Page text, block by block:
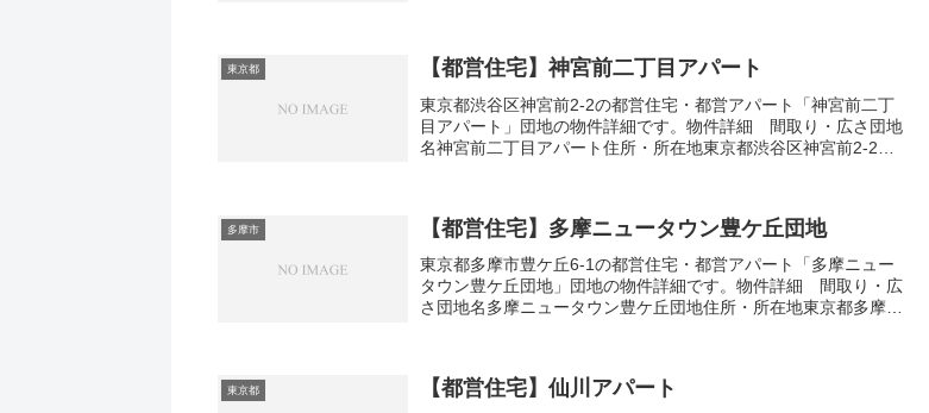
東京都 【都営住宅】神宮前二丁目アパート
東京都渋谷区神宮前2-2の都営住宅・都営アパート「神宮前二丁
目アパート」団地の物件詳細です。物件詳細 間取り・広さ団地
名神宮前二丁目アパート住所・所在地東京都渋谷区神宮前2-2間
多摩市 【都営住宅】多摩ニュータウン豊ケ丘団地
東京都多摩市豊ケ丘6-1の都営住宅・都営アパート「多摩ニュー
タウン豊ケ丘団地」団地の物件詳細です。物件詳細 間取り・広
さ団地名多摩ニュータウン豊ケ丘団地住所・所在地東京都多摩市
東京都 【都営住宅】仙川アパート